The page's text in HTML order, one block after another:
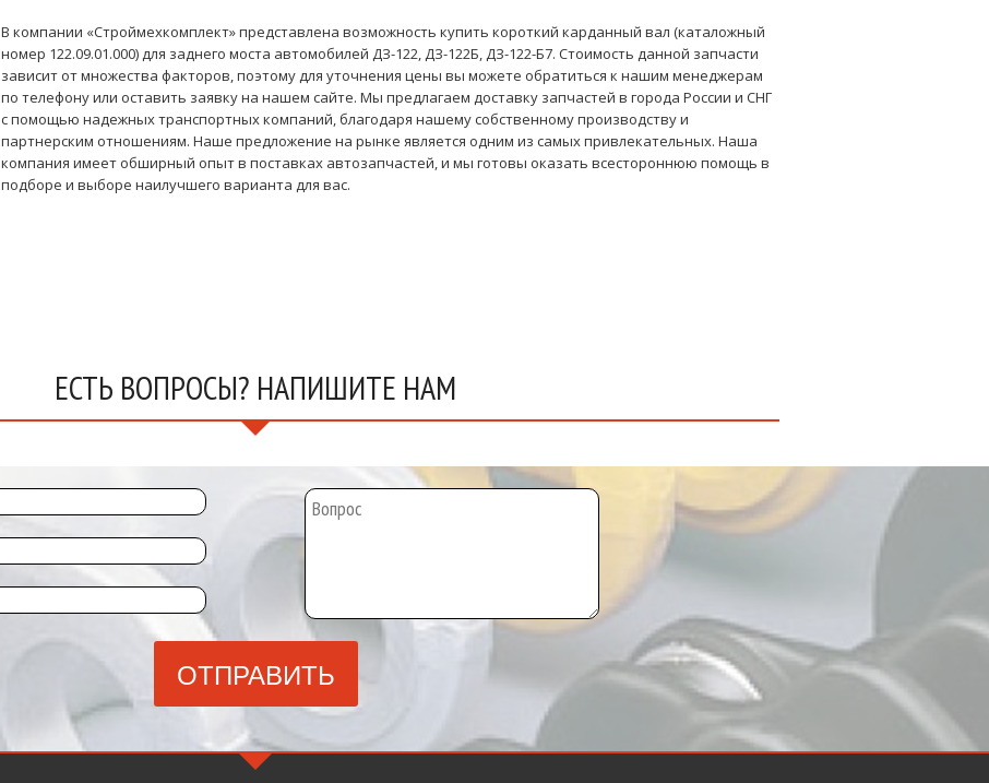
В компании «Строймехкомплект» представлена возможность купить короткий карданный вал (каталожный
номер 122.09.01.000) для заднего моста автомобилей ДЗ-122, ДЗ-122Б, ДЗ-122-Б7. Стоимость данной запчасти
зависит от множества факторов, поэтому для уточнения цены вы можете обратиться к нашим менеджерам
по телефону или оставить заявку на нашем сайте. Мы предлагаем доставку запчастей в города России и СНГ
с помощью надежных транспортных компаний, благодаря нашему собственному производству и
партнерским отношениям. Наше предложение на рынке является одним из самых привлекательных. Наша
компания имеет обширный опыт в поставках автозапчастей, и мы готовы оказать всестороннюю помощь в
подборе и выборе наилучшего варианта для вас.
ЕСТЬ ВОПРОСЫ? НАПИШИТЕ НАМ
ОТПРАВИТЬ